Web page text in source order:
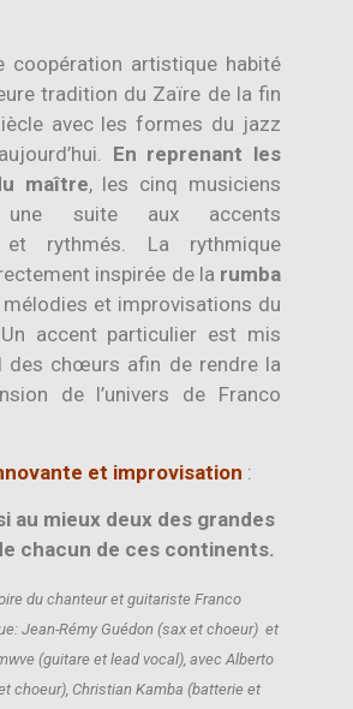
coopération artistique habité
tradition du Zaïre de la fin
avec les formes du jazz
En reprenant les
maître, les cinq musiciens
une suite aux accents
et rythmés. La rythmique
inspirée de la rumba
et improvisations du
accent particulier est mis
des chœurs afin de rendre la
de l’univers de Franco
et improvisation :
au mieux deux des grandes
chacun de ces continents.
du chanteur et guitariste Franco
Jean-Rémy Guédon (sax et choeur) et
(guitare et lead vocal), avec Alberto
choeur), Christian Kamba (batterie et